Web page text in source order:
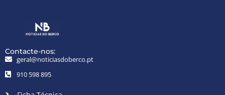
Contacte-nos:
geral@noticiasdoberco.pt
910 598 895